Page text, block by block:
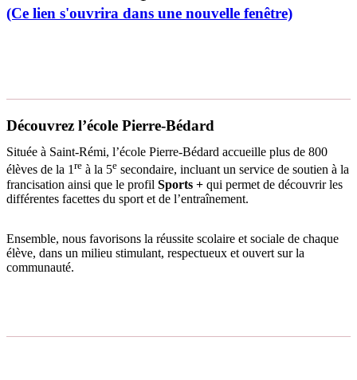
(Ce lien s'ouvrira dans une nouvelle fenêtre)
Découvrez l’école Pierre-Bédard
Située à Saint-Rémi, l’école Pierre-Bédard accueille plus de 800
élèves de la 1re à la 5e secondaire, incluant un service de soutien à la
francisation ainsi que le profil Sports + qui permet de découvrir les
différentes facettes du sport et de l’entraînement.
Ensemble, nous favorisons la réussite scolaire et sociale de chaque
élève, dans un milieu stimulant, respectueux et ouvert sur la
communauté.